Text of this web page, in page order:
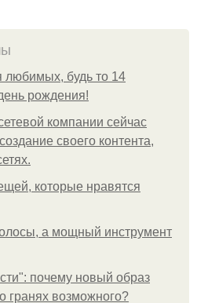
любимых, будь то 14
рождения!
компании сейчас
своего контента,
которые нравятся
а мощный инструмент
почему новый образ
гранях возможного?